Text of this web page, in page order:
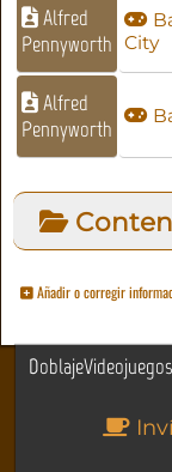
Alfred
Pennyworth City
Alfred
Pennyworth
Añadir o corregir